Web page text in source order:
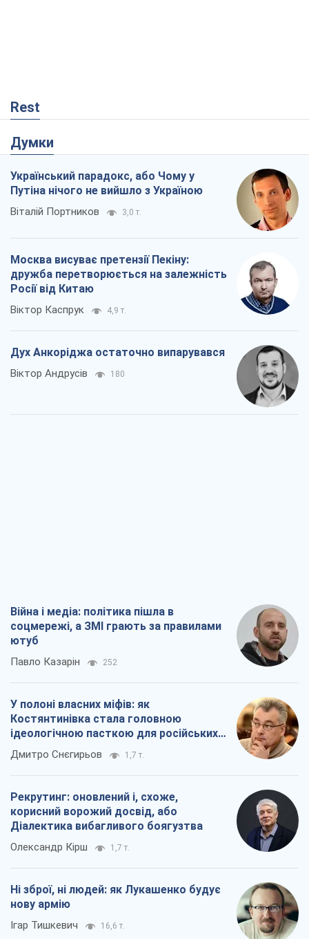
Rest
Думки
Український парадокс, або Чому у
Путіна нічого не вийшло з Україною
Віталій Портников 3,0 т.
Москва висуває претензії Пекіну:
дружба перетворюється на залежність
Росії від Китаю
Віктор Каспрук 4,9 т.
Дух Анкоріджа остаточно випарувався
Віктор Андрусів 180
Війна і медіа: політика пішла в
соцмережі, а ЗМІ грають за правилами
ютуб
Павло Казарін 252
У полоні власних міфів: як
Костянтинівка стала головною
ідеологічною пасткою для російських
окупантів
Дмитро Снєгирьов 1,7 т.
Рекрутинг: оновлений і, схоже,
корисний ворожий досвід, або
Діалектика вибагливого боягузтва
Олександр Кірш 1,7 т.
Ні зброї, ні людей: як Лукашенко будує
нову армію
Ігар Тишкевич 16,6 т.